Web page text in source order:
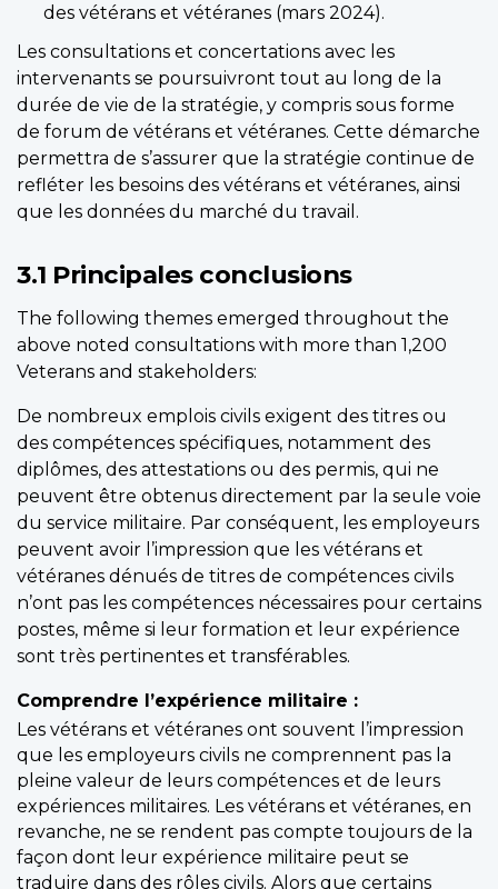
des vétérans et vétéranes (mars 2024).
Les consultations et concertations avec les
intervenants se poursuivront tout au long de la
durée de vie de la stratégie, y compris sous forme
de forum de vétérans et vétéranes. Cette démarche
permettra de s’assurer que la stratégie continue de
refléter les besoins des vétérans et vétéranes, ainsi
que les données du marché du travail.
3.1 Principales conclusions
The following themes emerged throughout the
above noted consultations with more than 1,200
Veterans and stakeholders:
De nombreux emplois civils exigent des titres ou
des compétences spécifiques, notamment des
diplômes, des attestations ou des permis, qui ne
peuvent être obtenus directement par la seule voie
du service militaire. Par conséquent, les employeurs
peuvent avoir l’impression que les vétérans et
vétéranes dénués de titres de compétences civils
n’ont pas les compétences nécessaires pour certains
postes, même si leur formation et leur expérience
sont très pertinentes et transférables.
Comprendre l’expérience militaire :
Les vétérans et vétéranes ont souvent l’impression
que les employeurs civils ne comprennent pas la
pleine valeur de leurs compétences et de leurs
expériences militaires. Les vétérans et vétéranes, en
revanche, ne se rendent pas compte toujours de la
façon dont leur expérience militaire peut se
traduire dans des rôles civils. Alors que certains